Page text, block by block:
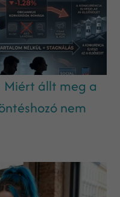
Miért állt meg a
nem